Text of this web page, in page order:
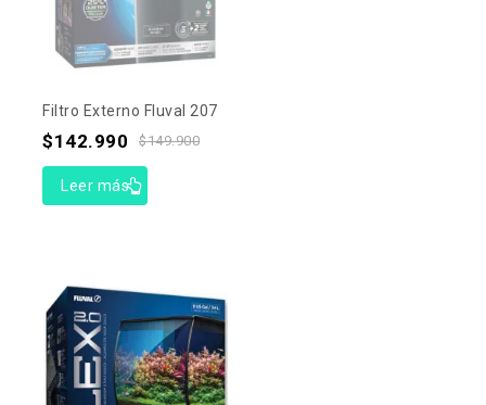
Filtro Externo Fluval 207
$149.900
$142.990
Leer más